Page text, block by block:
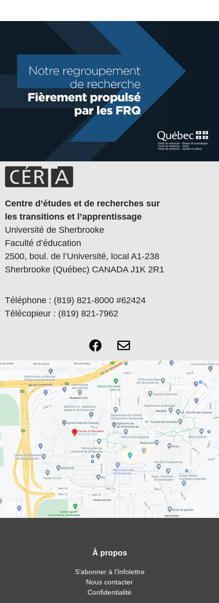
Centre d’études et de recherches sur
les transitions et l’apprentissage
Université de Sherbrooke
Faculté d’éducation
2500, boul. de l’Université, local A1-238
Sherbrooke (Québec) CANADA J1K 2R1
Téléphone : (819) 821-8000 #62424
Télécopieur : (819) 821-7962
À propos
S'abonner à l'Infolettre
Nous contacter
Confidentialité